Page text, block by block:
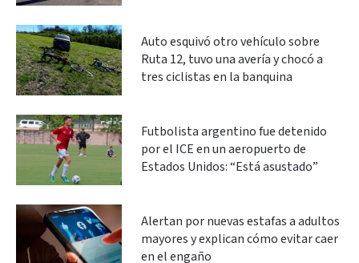
Auto esquivó otro vehículo sobre
Ruta 12, tuvo una avería y chocó a
tres ciclistas en la banquina
Futbolista argentino fue detenido
por el ICE en un aeropuerto de
Estados Unidos: “Está asustado”
Alertan por nuevas estafas a adultos
mayores y explican cómo evitar caer
en el engaño